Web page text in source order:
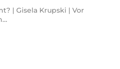
| Gisela Krupski | Vor